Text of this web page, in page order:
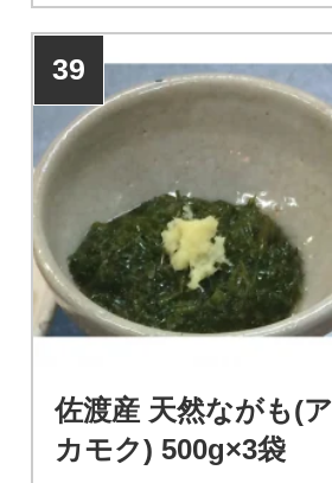
39
佐渡産 天然ながも(ア
カモク) 500g×3袋